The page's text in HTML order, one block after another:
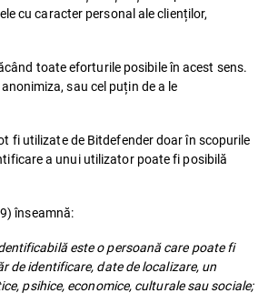
cu caracter personal ale clienților,
toate eforturile posibile în acest sens.
sau cel puțin de a le
fi utilizate de Bitdefender doar în scopurile
a unui utilizator poate fi posibilă
înseamnă:
este o persoană care poate fi
de identificare, date de localizare, un
psihice, economice, culturale sau sociale;